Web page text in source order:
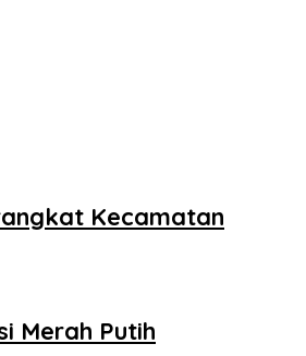
Kecamatan
Merah Putih